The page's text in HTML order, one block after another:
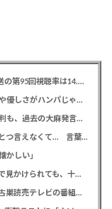
見上愛＆上坂樹里 NHK朝ドラ「風、薫る」7日放送の第95回視聴率は14.0％
岸田健作 中居正広氏の熊本支援報道うけ「気遣いや優しさがハンパじゃない」 中居氏との思い出を回顧
高樹沙耶 「日本は品格落ちた」アニソン盆踊り批判も、過去の大麻発言にも飛び火で自ら幕引き図る
佐藤二朗 「“ほんとうのこと”を僕の口からは何ひとつ言えなくて… 言葉にできぬ悔しさを日々感じております」
かしい」
Mrs. GREEN APPLE 夏季長期休暇入りを発表「街で見かけられても、十分なご配慮を」ファンに理解を求める
佐藤佳奈アナ 「東京の一緒に住んでる自宅から」古巣読売テレビの番組でレインボー池田直人との結婚を生報告